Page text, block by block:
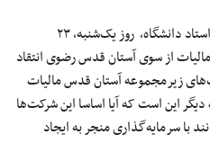
دانشگاه، روز یک‌شنبه،۲۳
از سوی آستان قدس رضوی انتقاد
زیرمجموعه آستان قدس مالیات
این است که آیااساسااین شرکت‌ها
باسرمایه‌گذاریمنجر به ایجاد